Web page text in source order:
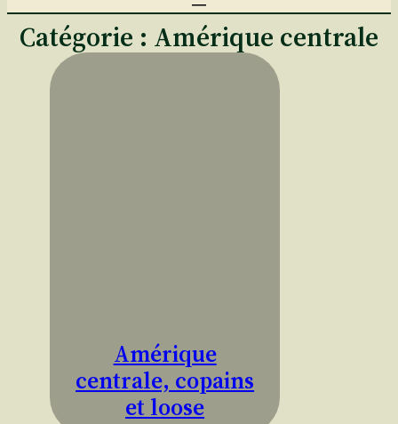
Catégorie : Amérique centrale
Amérique
centrale, copains
et loose